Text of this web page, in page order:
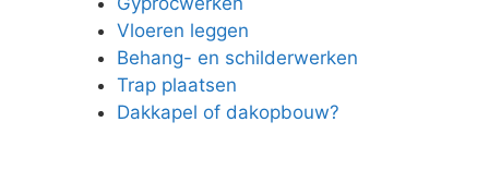
Vloeren leggen
Behang- en schilderwerken
Trap plaatsen
Dakkapel of dakopbouw?